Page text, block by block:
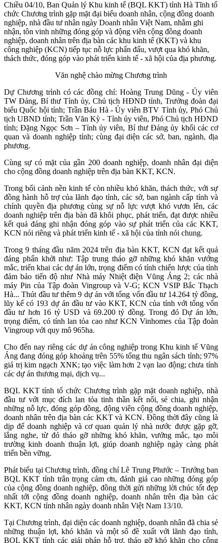
Chiều 04/10, Ban Quản lý Khu kinh tế (BQL KKT) tỉnh Hà Tĩnh tổ
chức Chương trình gặp mặt đại biểu doanh nhân, cộng đồng doanh
nghiệp, nhà đầu tư nhân ngày Doanh nhân Việt Nam, nhằm ghi
nhận, tôn vinh những đóng góp và động viên cộng đồng doanh
nghiệp, doanh nhân trên địa bàn các khu kinh tế (KKT) và khu
công nghiệp (KCN) tiếp tục nỗ lực phấn đấu, vượt qua khó khăn,
thách thức, đóng góp vào phát triển kinh tế - xã hội của địa phương.
Văn nghệ chào mừng Chương trình
Dự Chương trình có các đồng chí: Hoàng Trung Dũng - Ủy viên
TW Đảng, Bí thư Tỉnh ủy, Chủ tịch HĐND tỉnh, Trưởng đoàn đại
biểu Quốc hội tỉnh; Trần Báu Hà - Ủy viên BTV Tỉnh ủy, Phó Chủ
tịch UBND tỉnh; Trần Văn Kỳ - Tỉnh ủy viên, Phó Chủ tịch HĐND
tỉnh; Đặng Ngọc Sơn – Tỉnh ủy viên, Bí thư Đảng ủy khối các cơ
quan và doanh nghiệp tỉnh; cùng đại diện các sở, ban, ngành, địa
phương.
Cùng sự có mặt của gần 200 doanh nghiệp, doanh nhân đại diện
cho cộng đồng doanh nghiệp trên địa bàn KKT, KCN.
Trong bối cảnh nền kinh tế còn nhiều khó khăn, thách thức, với sự
đồng hành hỗ trợ của lãnh đạo tỉnh, các sở, ban ngành cấp tỉnh và
chính quyền địa phương cùng sự nỗ lực vượt khó vươn lên, các
doanh nghiệp trên địa bàn đã khôi phục, phát triển, đạt được nhiều
kết quả đáng ghi nhận đóng góp vào sự phát triển của các KKT,
KCN nói riêng và phát triển kinh tế - xã hội của tỉnh nói chung.
Trong 9 tháng đầu năm 2024 trên địa bàn KKT, KCN đạt kết quả
đáng phấn khởi như: Tập trung tháo gỡ những khó khăn vướng
mắc, triển khai các dự án lớn, trọng điểm có tính chiến lược của tỉnh
đảm bảo tiến độ như Nhà máy Nhiệt điện Vũng Áng 2; các nhà
máy Pin của Tập đoàn Vingroup và V-G; KCN VSIP Bắc Thạch
Hà... Thút đầu tư thêm 9 dự án với tổng vốn đầu tư 14.264 tỷ đồng,
lũy kế có 193 dự án đầu tư vào KKT, KCN của tỉnh với tổng vốn
đầu tư hơn 16 tỷ USD và 69.200 tỷ đồng. Trong đó Dự án lớn,
trọng điểm, có tính lan tỏa cao như KCN Vinhomes của Tập đoàn
Vingroup với quy mô 965ha.
Cho đến nay riêng các dự án công nghiệp trong Khu kinh tế Vũng
Áng đang đóng góp khoảng trên 55% tổng thu ngân sách tỉnh; 97%
giá trị kim ngạch XNK; tạo việc làm hơn 2 vạn lao động; chưa tính
các dự án thương mại, dịch vụ...
BQL KKT tỉnh tổ chức Chương trình gặp mặt doanh nghiệp, nhà
đầu tư với mục đích lan tỏa tinh thần kết nối, sẻ chia, ghi nhận
những nỗ lực, đóng góp đồng, động viên cộng đồng doanh nghiệp,
doanh nhân trên địa bàn các KKT và KCN. Đồng thời đây cũng là
dịp để doanh nghiệp và cơ quan quản lý nhà nước được gặp gỡ,
lắng nghe, từ đó tháo gỡ những khó khăn, vướng mắc, tạo môi
trường kinh doanh thuận lợi, giúp doanh nghiệp ngày càng phát
triển bền vững.
Phát biểu tại Chương trình, đồng chí Lê Trung Phước – Trưởng ban
BQL KKT tỉnh trân trọng cảm ơn, đánh giá cao những đóng góp
của cộng đồng doanh nghiệp, đồng thời gửi những lời chúc tốt đẹp
nhất tới cộng đồng doanh nghiệp, doanh nhân trên địa bàn các
KKT, KCN tỉnh nhân ngày doanh nhân Việt Nam 13/10.
Tại Chương trình, đại diện các doanh nghiệp, doanh nhân đã chia sẻ
những thuận lợi, khó khăn và một số đề xuất với lãnh đạo tỉnh,
BQL KKT tỉnh các giải pháp hỗ trợ, tháo gỡ khó khăn cho cộng